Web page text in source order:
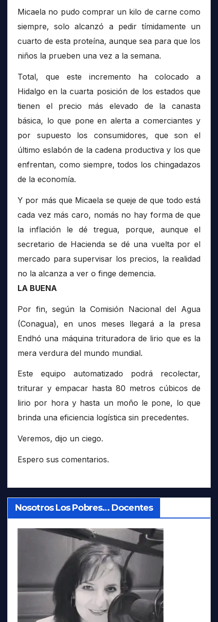
Micaela no pudo comprar un kilo de carne como
siempre, solo alcanzó a pedir tímidamente un
cuarto de esta proteína, aunque sea para que los
niños la prueben una vez a la semana.
Total, que este incremento ha colocado a
Hidalgo en la cuarta posición de los estados que
tienen el precio más elevado de la canasta
básica, lo que pone en alerta a comerciantes y
por supuesto los consumidores, que son el
último eslabón de la cadena productiva y los que
enfrentan, como siempre, todos los chingadazos
de la economía.
Y por más que Micaela se queje de que todo está
cada vez más caro, nomás no hay forma de que
la inflación le dé tregua, porque, aunque el
secretario de Hacienda se dé una vuelta por el
mercado para supervisar los precios, la realidad
no la alcanza a ver o finge demencia.
LA BUENA
Por fin, según la Comisión Nacional del Agua
(Conagua), en unos meses llegará a la presa
Endhó una máquina trituradora de lirio que es la
mera verdura del mundo mundial.
Este equipo automatizado podrá recolectar,
triturar y empacar hasta 80 metros cúbicos de
lirio por hora y hasta un moño le pone, lo que
brinda una eficiencia logística sin precedentes.
Veremos, dijo un ciego.
Espero sus comentarios.
Nosotros Los Pobres… Docentes